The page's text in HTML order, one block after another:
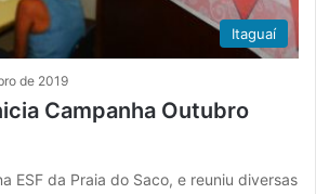
Itaguaí
de 2019
Campanha Outubro
ESF da Praia do Saco, e reuniu diversas